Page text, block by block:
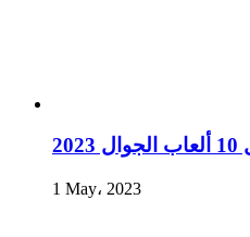
1 May، 2023